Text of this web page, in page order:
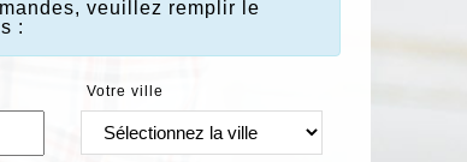
, veuillez remplir le
:
Votre ville